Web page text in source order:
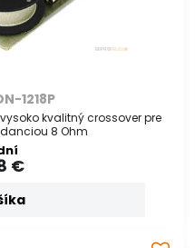
1218P
kvalitný crossover pre
8 Ohm
€